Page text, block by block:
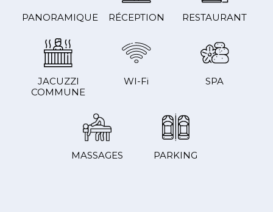
PANORAMIQUE RÉCEPTION RESTAURANT
JACUZZI
COMMUNE
WI-Fi SPA
MASSAGES PARKING